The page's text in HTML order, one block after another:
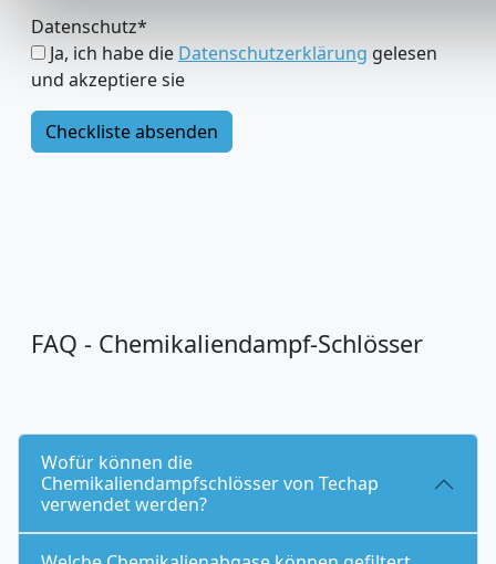
Datenschutz*
Ja, ich habe die Datenschutzerklärung gelesen
und akzeptiere sie
FAQ - Chemikaliendampf-Schlösser
Wofür können die
Chemikaliendampfschlösser von Techap
verwendet werden?